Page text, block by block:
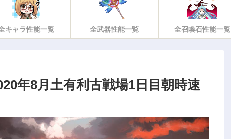
キャラ性能一覧 全武器性能一覧 全召喚石性能一覧
年8月土有利古戦場1日目朝時速